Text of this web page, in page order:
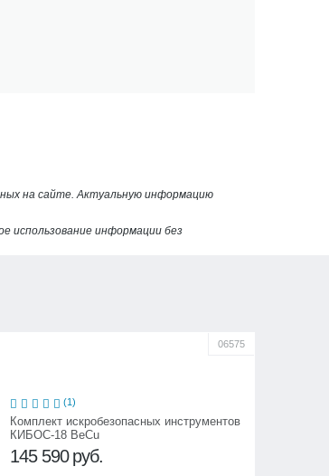
на сайте. Актуальную информацию
использование информации без
06575
(1)
Комплект искробезопасных инструментов
КИБОС-18 BeCu
145 590 руб.